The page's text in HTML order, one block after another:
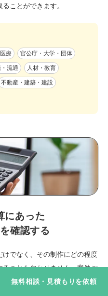
ことができます。
療
官公庁・大学・団体
流通
人材・教育
不動産・建築・建設
にあった
確認する
でなく、その制作にどの程度
ことも欠かせません。案件ご
め、自社の予算帯に近い事例を
無料相談・見積もりを依頼